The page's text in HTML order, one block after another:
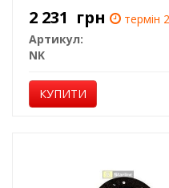
2 231 грн
термін
Артикул:
NK
КУПИТИ